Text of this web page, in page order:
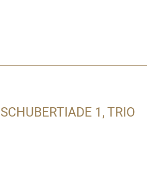
SCHUBERTIADE 1, TRIO